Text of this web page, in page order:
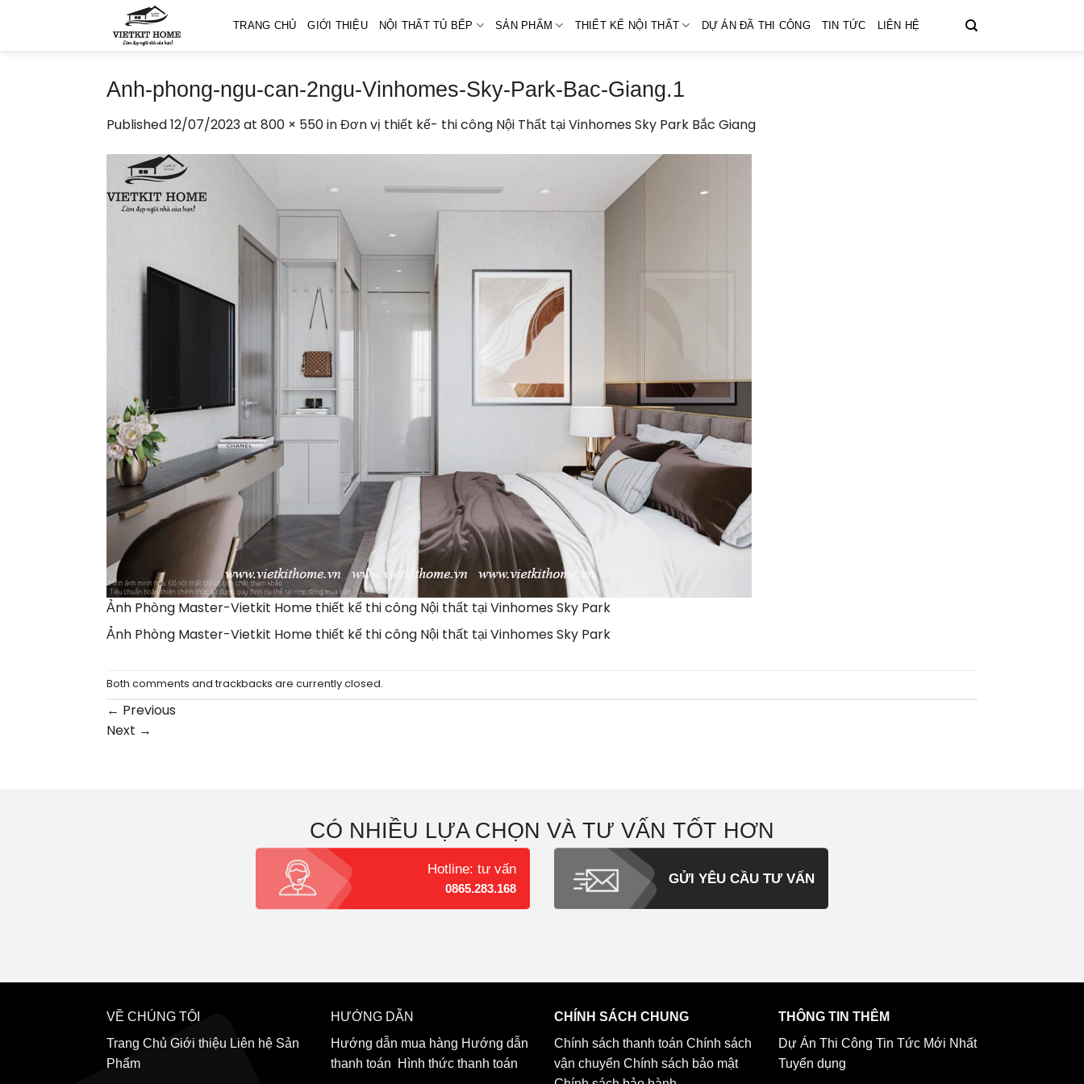
TRANG CHỦ GIỚI THIỆU NỘI THẤT TỦ BẾP SẢN PHẨM THIẾT KẾ NỘI THẤT DỰ ÁN ĐÃ THI CÔNG TIN TỨC LIÊN HỆ
Anh-phong-ngu-can-2ngu-Vinhomes-Sky-Park-Bac-Giang.1
Published12/07/2023at 800 × 550inĐơn vị thiết kế- thi công Nội Thất tại Vinhomes Sky Park Bắc Giang
Ảnh Phòng Master-Vietkit Home thiết kế thi công Nội thất tại Vinhomes Sky Park
Ảnh Phòng Master-Vietkit Home thiết kế thi công Nội thất tại Vinhomes Sky Park
Both comments and trackbacks are currently closed.
← Previous
Next →
CÓ NHIỀU LỰA CHỌN VÀ TƯ VẤN TỐT HƠN
Hotline: tư vấn
0865.283.168
GỬI YÊU CẦU TƯ VẤN
VỀ CHÚNG TÔI
Trang Chủ Giới thiệu Liên hệ Sản
Phẩm
HƯỚNG DẪN
Hướng dẫn mua hàng Hướng dẫn
thanh toán
Hình thức thanh toán
CHÍNH SÁCH CHUNG
Chính sách thanh toán Chính sách
vận chuyển Chính sách bảo mật
THÔNG TIN THÊM
Dự Án Thi Công Tin Tức Mới Nhất
Tuyển dụng